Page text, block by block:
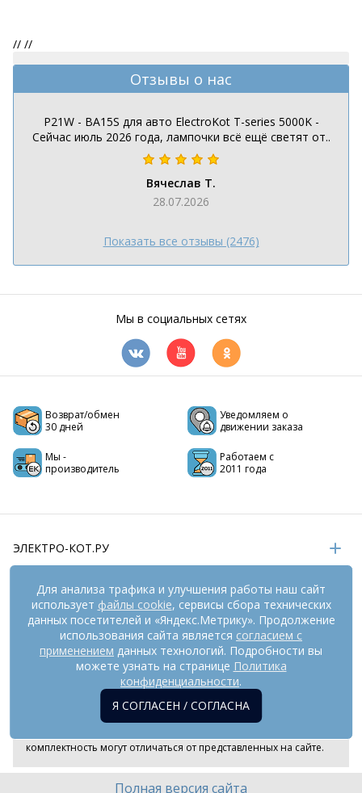
// //
Отзывы о нас
P21W - BA15S для авто ElectroKot T-series 5000K -
Сейчас июль 2026 года, лампочки всё ещё светят от..
Вячеслав Т.
28.07.2026
Показать все отзывы (2476)
Мы в социальных сетях
Возврат/обмен
30 дней
Уведомляем о
движении заказа
Мы -
производитель
Работаем с
2011 года
ЭЛЕКТРО-КОТ.РУ
ИНФОРМАЦИЯ
РЕКВИЗИТЫ
На информационном ресурсе применяются
рекомендательные технологии (информационные технологии
предоставления информации на основе сбора,
систематизации и анализа сведений, относящихся к
предпочтениям пользователей сети «Интернет», находящихся
комплектность могут отличаться от представленных на сайте.
Для анализа трафика и улучшения работы наш сайт
использует файлы cookie, сервисы сбора технических
данных посетителей и «Яндекс.Метрику». Продолжение
использования сайта является согласием с
применением данных технологий. Подробности вы
можете узнать на странице Политика
конфиденциальности.
Я СОГЛАСЕН / СОГЛАСНА
Полная версия сайта